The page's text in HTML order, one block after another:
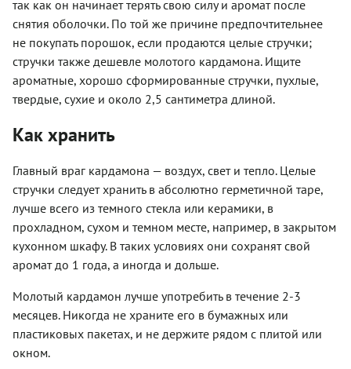
так как он начинает терять свою силу и аромат после
снятия оболочки. По той же причине предпочтительнее
не покупать порошок, если продаются целые стручки;
стручки также дешевле молотого кардамона. Ищите
ароматные, хорошо сформированные стручки, пухлые,
твердые, сухие и около 2,5 сантиметра длиной.
Как хранить
Главный враг кардамона — воздух, свет и тепло. Целые
стручки следует хранить в абсолютно герметичной таре,
лучше всего из темного стекла или керамики, в
прохладном, сухом и темном месте, например, в закрытом
кухонном шкафу. В таких условиях они сохранят свой
аромат до 1 года, а иногда и дольше.
Молотый кардамон лучше употребить в течение 2-3
месяцев. Никогда не храните его в бумажных или
пластиковых пакетах, и не держите рядом с плитой или
окном.